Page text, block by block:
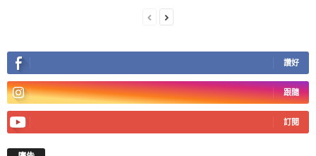
讚好
跟隨
訂閱